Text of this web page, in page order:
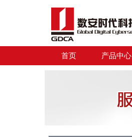
首页 产品中心